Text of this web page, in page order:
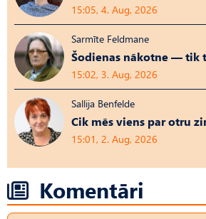
15:05, 4. Aug, 2026
Sarmīte Feldmane
Šodienas nākotne — tik
15:02, 3. Aug, 2026
Sallija Benfelde
Cik mēs viens par otru
15:01, 2. Aug, 2026
Komentāri